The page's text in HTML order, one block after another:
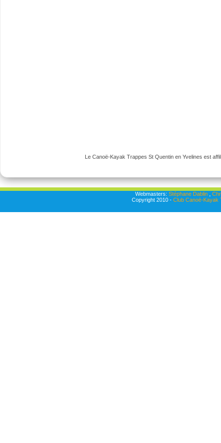
Le Canoë-Kayak Trappes St Quentin en Yvelines est
Webmasters: Stéphane Dablin,
Copyright 2010 - Club Canoë-Kayak